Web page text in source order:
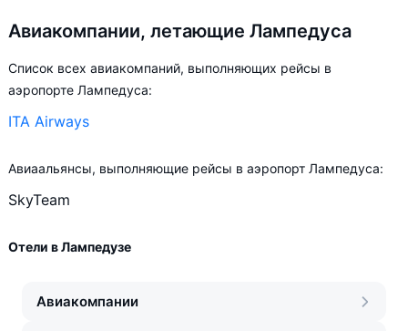
Авиакомпании, летающие Лампедуса
Список всех авиакомпаний, выполняющих рейсы в
аэропорте Лампедуса:
ITA Airways
Авиаальянсы, выполняющие рейсы в аэропорт Лампедуса:
SkyTeam
Отели в Лампедузе
Авиакомпании